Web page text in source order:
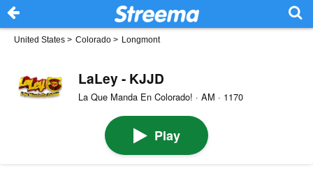
United States > Colorado > Longmont
LaLey - KJJD
La Que Manda En Colorado! · AM · 1170
Play